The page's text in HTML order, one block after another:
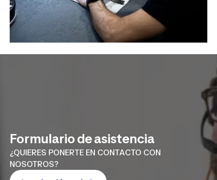
Formulario de asistencia
¿QUIERES PONERTE EN CONTACTO CON
NOSOTROS?